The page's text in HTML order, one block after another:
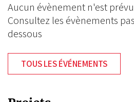
Aucun évènement n'est
Consultez les évènements
dessous
TOUS LES ÉVÉNEMENTS